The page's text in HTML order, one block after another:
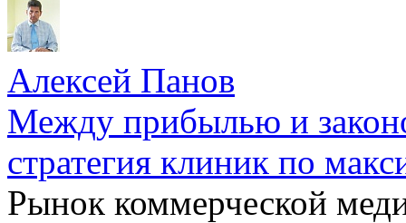
Алексей Панов
Между прибылью и
стратегия клиник по
Рынок коммерческой